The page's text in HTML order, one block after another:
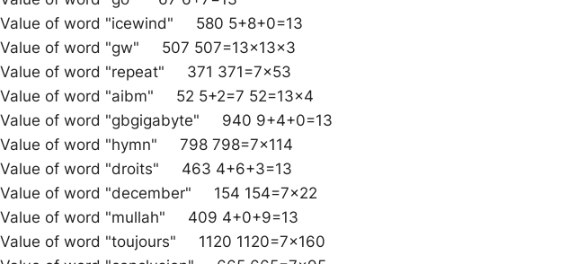
Value of word "icewind" 580 5+8+0=13
Value of word "gw" 507 507=13x13x3
Value of word "repeat" 371 371=7×53
Value of word "aibm" 52 5+2=7 52=13×4
Value of word "gbgigabyte" 940 9+4+0=13
Value of word "hymn" 798 798=7×114
Value of word "droits" 463 4+6+3=13
Value of word "december" 154 154=7×22
Value of word "mullah" 409 4+0+9=13
Value of word "toujours" 1120 1120=7×160